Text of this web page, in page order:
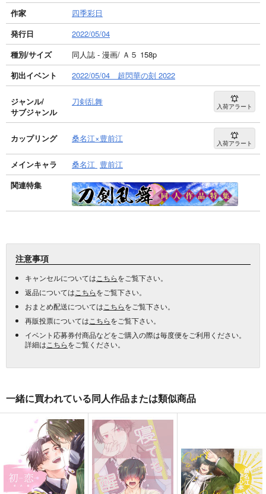
作家
四季彩日
発行日
2022/05/04
種別/サイズ
同人誌 - 漫画/ Ａ５ 158p
初出イベント
2022/05/04 超閃華の刻 2022
ジャンル/
サブジャンル
刀剣乱舞 入荷アラート
カップリング 桑名江×豊前江 入荷アラート
メインキャラ 桑名江 豊前江
関連特集
注意事項
キャンセルについては こちらをご覧下さい。
返品については こちらをご覧下さい。
おまとめ配送については こちらをご覧下さい。
再販投票については こちらをご覧下さい。
イベント応募券付商品などをご購入の際は毎度便をご利用ください。
詳細は こちらをご覧ください。
一緒に買われている同人作品または類似商品